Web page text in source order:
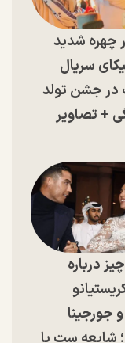
چهره شدید
سریال
در جشن تولد
درباره
و جورجینا